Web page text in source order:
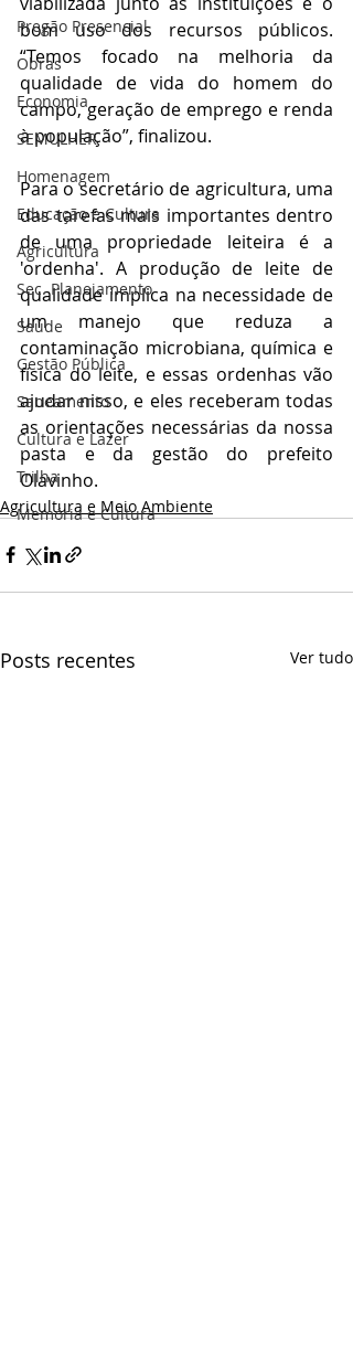
Pregão Presencial
Obras
Economia
SEMULHER
Homenagem
Educação e Cultura
Agricultura
Sec. Planejamento
Saúde
Gestão Pública
Saneamento
Cultura e Lazer
Trilha
Memória e Cultura
bom uso dos recursos públicos.
“Temos focado na melhoria da
qualidade de vida do homem do
campo, geração de emprego e renda
à população”, finalizou.
Para o secretário de agricultura, uma
das tarefas mais importantes dentro
de uma propriedade leiteira é a
'ordenha'. A produção de leite de
qualidade implica na necessidade de
um manejo que reduza a
contaminação microbiana, química e
física do leite, e essas ordenhas vão
ajudar nisso, e eles receberam todas
as orientações necessárias da nossa
pasta e da gestão do prefeito
Olavinho.
Agricultura e Meio Ambiente
Posts recentes Ver tudo